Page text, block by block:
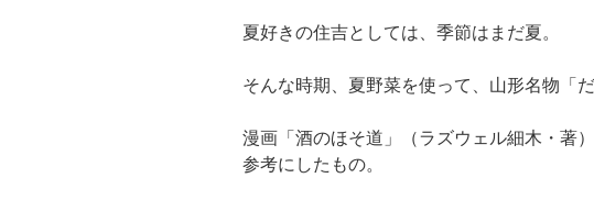
夏好きの住吉としては、季節はまだ夏。
そんな時期、夏野菜を使って、山形名物「
漫画「酒のほそ道」（ラズウェル細木・著
参考にしたもの。